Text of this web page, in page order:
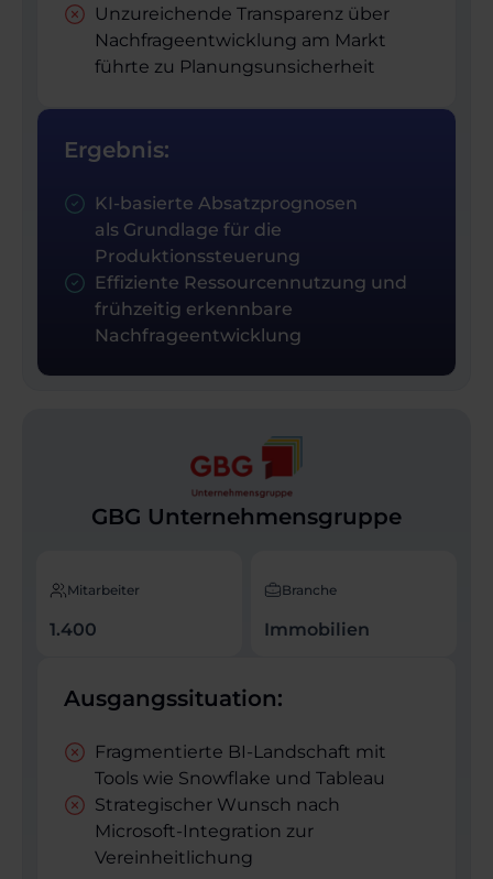
Unzureichende Transparenz über
Nachfrageentwicklung am Markt
führte zu Planungs­unsicherheit
Ergebnis:
KI-basierte Absatzprognosen
als Grundlage für die
Produktionssteuerung
Effiziente Ressourcennutzung und
frühzeitig erkennbare
Nachfrageentwicklung
GBG Unternehmensgruppe
Mitarbeiter
1.400
Branche
Immobilien
Ausgangssituation:
Fragmentierte BI-Landschaft mit
Tools wie Snowflake und Tableau
Strategischer Wunsch nach
Microsoft-Integration zur
Vereinheitlichung